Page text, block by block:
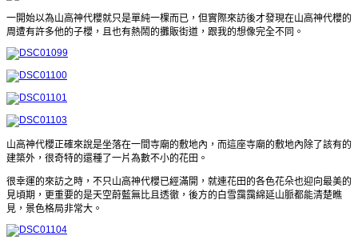
一開始以為山高神代櫻就只是單純一棵而已，但實際來訪後才發現在山高神代櫻的
周遭有許多他的子櫻，且也有熱鬧的攤販街道，跟我的想像完全不同。
山高神代櫻正確來說是坐落在一間寺廟的敷地內，而這座寺廟的敷地內除了該有的
建築外，很奇特的還種了一片為數不小的花田。
很幸運的來訪之時，不只山高神代櫻已經滿開，就連花田的各色花朵也迎向最美的
見頃期，更重要的是天空蔚藍無比且透徹，後方的白雪靄靄綿延山脈都能清楚瞧
見，景色格局非常大。